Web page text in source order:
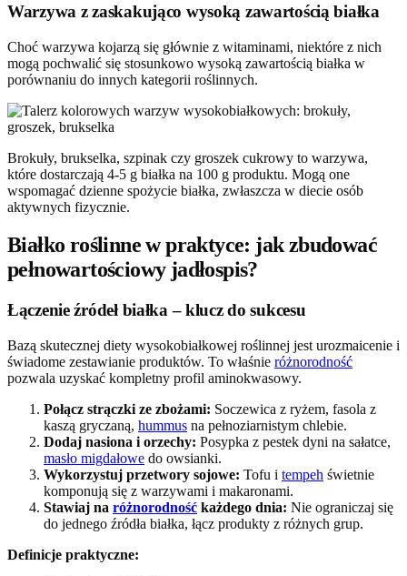
Warzywa z zaskakująco wysoką zawartością białka
Choć warzywa kojarzą się głównie z witaminami, niektóre z nich
mogą pochwalić się stosunkowo wysoką zawartością białka w
porównaniu do innych kategorii roślinnych.
Brokuły, brukselka, szpinak czy groszek cukrowy to warzywa,
które dostarczają 4-5 g białka na 100 g produktu. Mogą one
wspomagać dzienne spożycie białka, zwłaszcza w diecie osób
aktywnych fizycznie.
Białko roślinne w praktyce: jak zbudować
pełnowartościowy jadłospis?
Łączenie źródeł białka – klucz do sukcesu
Bazą skutecznej diety wysokobiałkowej roślinnej jest urozmaicenie i
świadome zestawianie produktów. To właśnie różnorodność
pozwala uzyskać kompletny profil aminokwasowy.
Połącz strączki ze zbożami: Soczewica z ryżem, fasola z
kaszą gryczaną, hummus na pełnoziarnistym chlebie.
Dodaj nasiona i orzechy: Posypka z pestek dyni na sałatce,
masło migdałowe do owsianki.
Wykorzystuj przetwory sojowe: Tofu i tempeh świetnie
komponują się z warzywami i makaronami.
Stawiaj na różnorodność każdego dnia: Nie ograniczaj się
do jednego źródła białka, łącz produkty z różnych grup.
Definicje praktyczne: